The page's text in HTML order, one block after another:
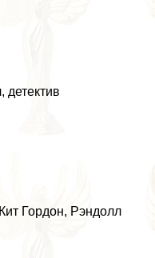
Гордон, Рэндолл